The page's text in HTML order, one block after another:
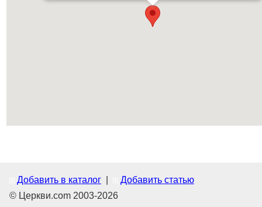
Добавить в каталог
Добавить статью
© Церкви.com 2003-2026